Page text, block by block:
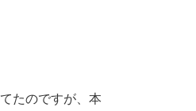
たのですが、本